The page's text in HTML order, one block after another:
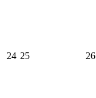
24 25 26